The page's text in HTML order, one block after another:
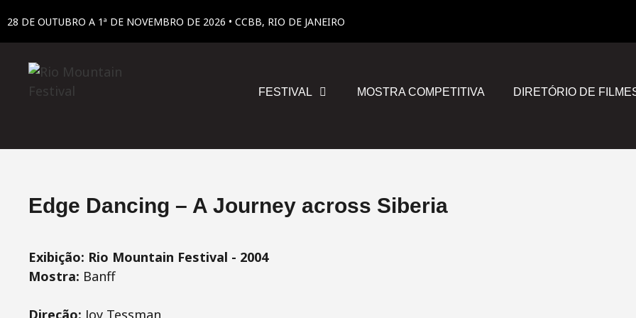
28 DE OUTUBRO A 1ª DE NOVEMBRO DE 2026 • CCBB, RIO DE JANEIRO
FESTIVAL MOSTRA COMPETITIVA DIRETÓRIO DE
Edge Dancing – A Journey across Siberia
Exibição: Rio Mountain Festival - 2004
Mostra: Banff
Direção: Joy Tessman